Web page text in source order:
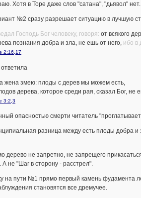
Хотя в Торе даже слов "сатана", "дьявол"
№2 сразу разрешает ситуацию в лучшую
Господь Бог человеку, говоря: от всякого
познания добра и зла, не ешь от него, ибо в
2:16,17
жена змею: плоды с дерев мы можем есть,
дерева, которое среди рая, сказал Бог,
3:2,3
опасностью смерти читатель
разница между есть плоды добра и
дерево не запретно, не запрещего
А не "Шаг в сторону - расстрел".
на пути №1 прямо первый камень фудамента
становятся все дремучее.